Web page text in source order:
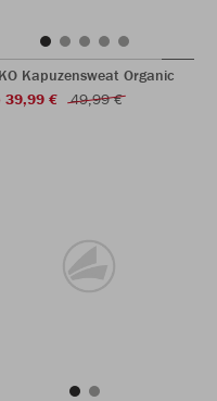
Kapuzensweat Organic
39,99 €
49,99 €